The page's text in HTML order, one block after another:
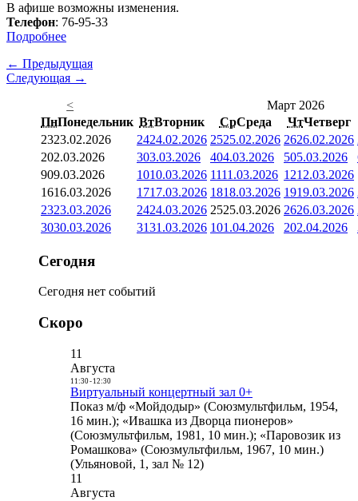
В афише возможны изменения.
Телефон: 76-95-33
Подробнее
← Предыдущая
Следующая →
<
Март 2026
ПнПонедельник ВтВторник СрСреда ЧтЧетверг
2323.02.2026 2424.02.2026 2525.02.2026 2626.02.2026
202.03.2026 303.03.2026 404.03.2026 505.03.2026
909.03.2026 1010.03.2026 1111.03.2026 1212.03.2026
1616.03.2026 1717.03.2026 1818.03.2026 1919.03.2026
2323.03.2026 2424.03.2026 2525.03.2026 2626.03.2026
3030.03.2026 3131.03.2026 101.04.2026 202.04.2026
Сегодня
Сегодня нет событий
Скоро
11
Августа
11:30- 12:30
Виртуальный концертный зал 0+
Показ м/ф «Мойдодыр» (Союзмультфильм, 1954,
16 мин.); «Ивашка из Дворца пионеров»
(Союзмультфильм, 1981, 10 мин.); «Паровозик из
Ромашкова» (Союзмультфильм, 1967, 10 мин.)
(Ульяновой, 1, зал № 12)
11
Августа